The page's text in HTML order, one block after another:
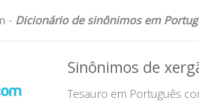
- Dicionário de sinônimos em
Sinônimos de
Tesauro em Português